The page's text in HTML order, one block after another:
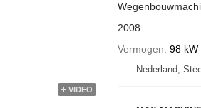
VIDEO
2008
Vermogen 98 kW
Nederland,